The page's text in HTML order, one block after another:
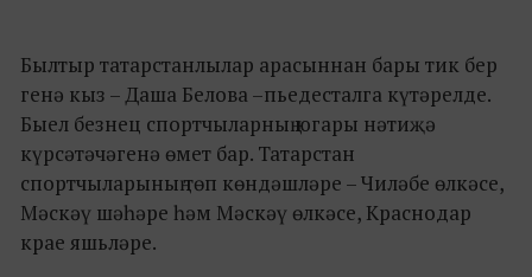
Былтыр татарстанлылар арасыннан бары тик бер
генә кыз – Даша Белова –пьедесталга күтәрелде.
Быел безнец спортчыларның югары нәтиҗә
күрсәтәчәгенә өмет бар. Татарстан
спортчыларының төп көндәшләре – Чиләбе өлкәсе,
Мәскәү шәһәре һәм Мәскәү өлкәсе, Краснодар
крае яшьләре.